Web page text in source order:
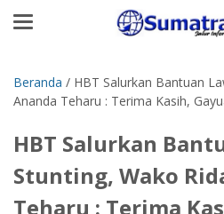
Beranda / HBT Salurkan Bantuan
Ananda Teharu : Terima Kasih,
HBT Salurkan
Stunting, Wako
Teharu : Terima